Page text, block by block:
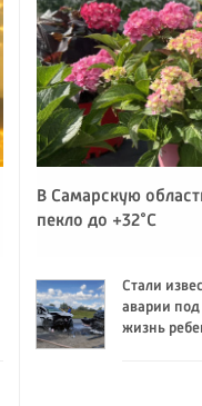
В Самарскую
пекло до +32°C
Стали
аварии
жизнь